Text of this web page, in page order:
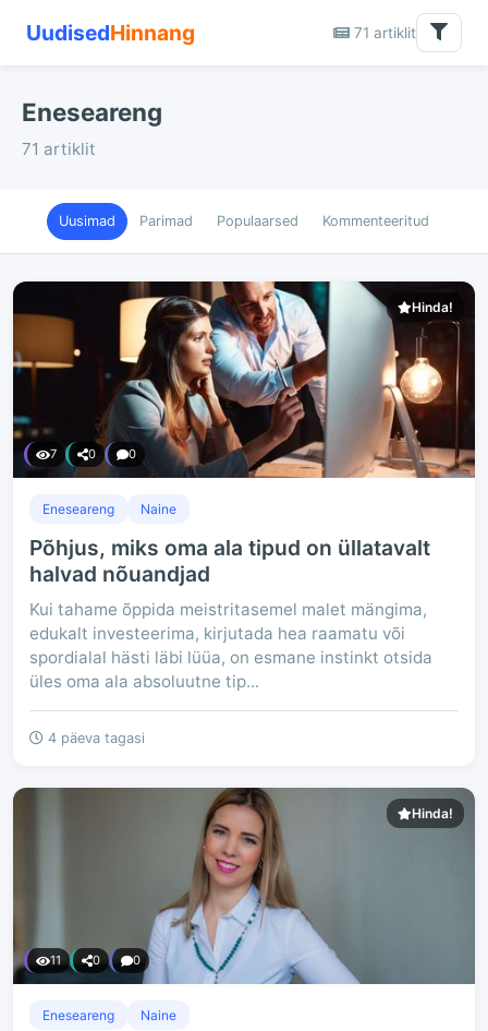
UudisedHinnang 71 artiklit
Eneseareng
71 artiklit
Uusimad Parimad Populaarsed Kommenteeritud
Hinda!
7 0 0
Eneseareng Naine
Põhjus, miks oma ala tipud on üllatavalt
halvad nõuandjad
Kui tahame õppida meistritasemel malet mängima,
edukalt investeerima, kirjutada hea raamatu või
spordialal hästi läbi lüüa, on esmane instinkt otsida
üles oma ala absoluutne tip...
4 päeva tagasi
Hinda!
11 0 0
Eneseareng Naine